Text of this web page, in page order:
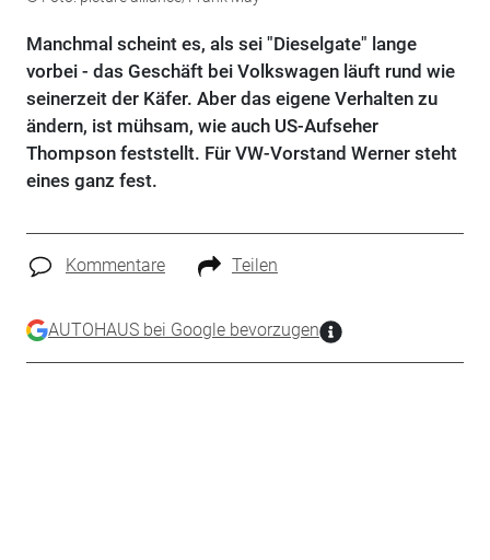
Manchmal scheint es, als sei "Dieselgate" lange
vorbei - das Geschäft bei Volkswagen läuft rund wie
seinerzeit der Käfer. Aber das eigene Verhalten zu
ändern, ist mühsam, wie auch US-Aufseher
Thompson feststellt. Für VW-Vorstand Werner steht
eines ganz fest.
Kommentare Teilen
AUTOHAUS bei Google bevorzugen